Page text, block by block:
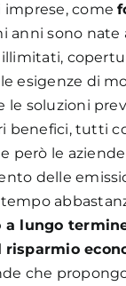
imprese, come
anni sono
esigenze di
le soluzioni
benefici, tutti
però le
delle
a lungo
risparmio
che